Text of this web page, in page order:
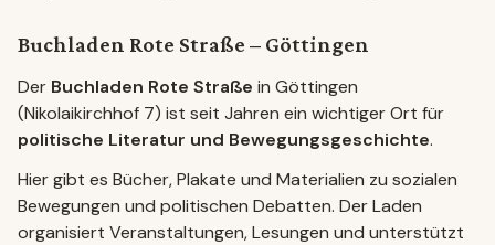
Buchladen Rote Straße – Göttingen
Der Buchladen Rote Straße in Göttingen
(Nikolaikirchhof 7) ist seit Jahren ein wichtiger Ort für
politische Literatur und Bewegungsgeschichte.
Hier gibt es Bücher, Plakate und Materialien zu sozialen
Bewegungen und politischen Debatten. Der Laden
organisiert Veranstaltungen, Lesungen und unterstützt